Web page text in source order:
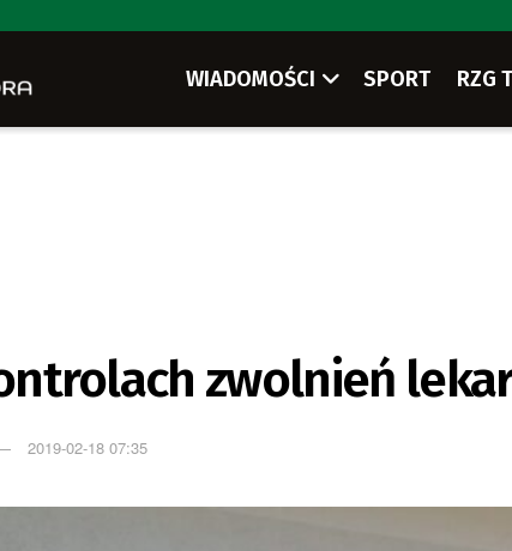
WIADOMOŚCI SPORT RZG
zwolnień
2019-02-18 07:35